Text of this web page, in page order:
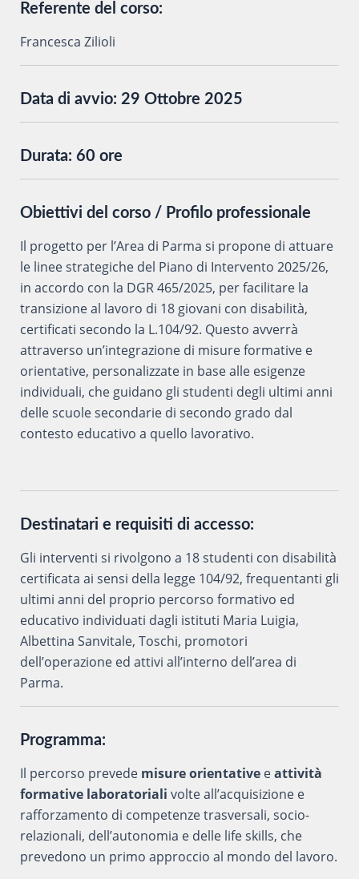
Referente del corso:
Francesca Zilioli
Data di avvio: 29 Ottobre 2025
Durata: 60 ore
Obiettivi del corso / Profilo professionale
Il progetto per l’Area di Parma si propone di attuare
le linee strategiche del Piano di Intervento 2025/26,
in accordo con la DGR 465/2025, per facilitare la
transizione al lavoro di 18 giovani con disabilità,
certificati secondo la L.104/92. Questo avverrà
attraverso un’integrazione di misure formative e
orientative, personalizzate in base alle esigenze
individuali, che guidano gli studenti degli ultimi anni
delle scuole secondarie di secondo grado dal
contesto educativo a quello lavorativo.
Destinatari e requisiti di accesso:
Gli interventi si rivolgono a 18 studenti con disabilità
certificata ai sensi della legge 104/92, frequentanti gli
ultimi anni del proprio percorso formativo ed
educativo individuati dagli istituti Maria Luigia,
Albettina Sanvitale, Toschi, promotori
dell’operazione ed attivi all’interno dell’area di
Parma.
Programma:
Il percorso prevede misure orientativeeattività
formative laboratoriali volte all’acquisizione e
rafforzamento di competenze trasversali, socio-
relazionali, dell’autonomia e delle life skills, che
prevedono un primo approccio al mondo del lavoro.